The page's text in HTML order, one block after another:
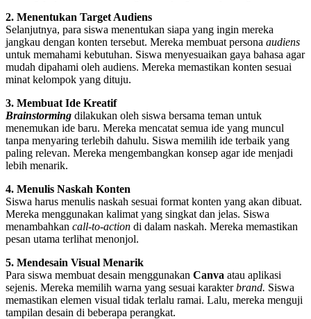
2. Menentukan Target Audiens
Selanjutnya, para siswa menentukan siapa yang ingin mereka
jangkau dengan konten tersebut. Mereka membuat persona audiens
untuk memahami kebutuhan. Siswa menyesuaikan gaya bahasa agar
mudah dipahami oleh audiens. Mereka memastikan konten sesuai
minat kelompok yang dituju.
3. Membuat Ide Kreatif
Brainstorming dilakukan oleh siswa bersama teman untuk
menemukan ide baru. Mereka mencatat semua ide yang muncul
tanpa menyaring terlebih dahulu. Siswa memilih ide terbaik yang
paling relevan. Mereka mengembangkan konsep agar ide menjadi
lebih menarik.
4. Menulis Naskah Konten
Siswa harus menulis naskah sesuai format konten yang akan dibuat.
Mereka menggunakan kalimat yang singkat dan jelas. Siswa
menambahkan call-to-action di dalam naskah. Mereka memastikan
pesan utama terlihat menonjol.
5. Mendesain Visual Menarik
Para siswa membuat desain menggunakan Canva atau aplikasi
sejenis. Mereka memilih warna yang sesuai karakterbrand. Siswa
memastikan elemen visual tidak terlalu ramai. Lalu, mereka menguji
tampilan desain di beberapa perangkat.